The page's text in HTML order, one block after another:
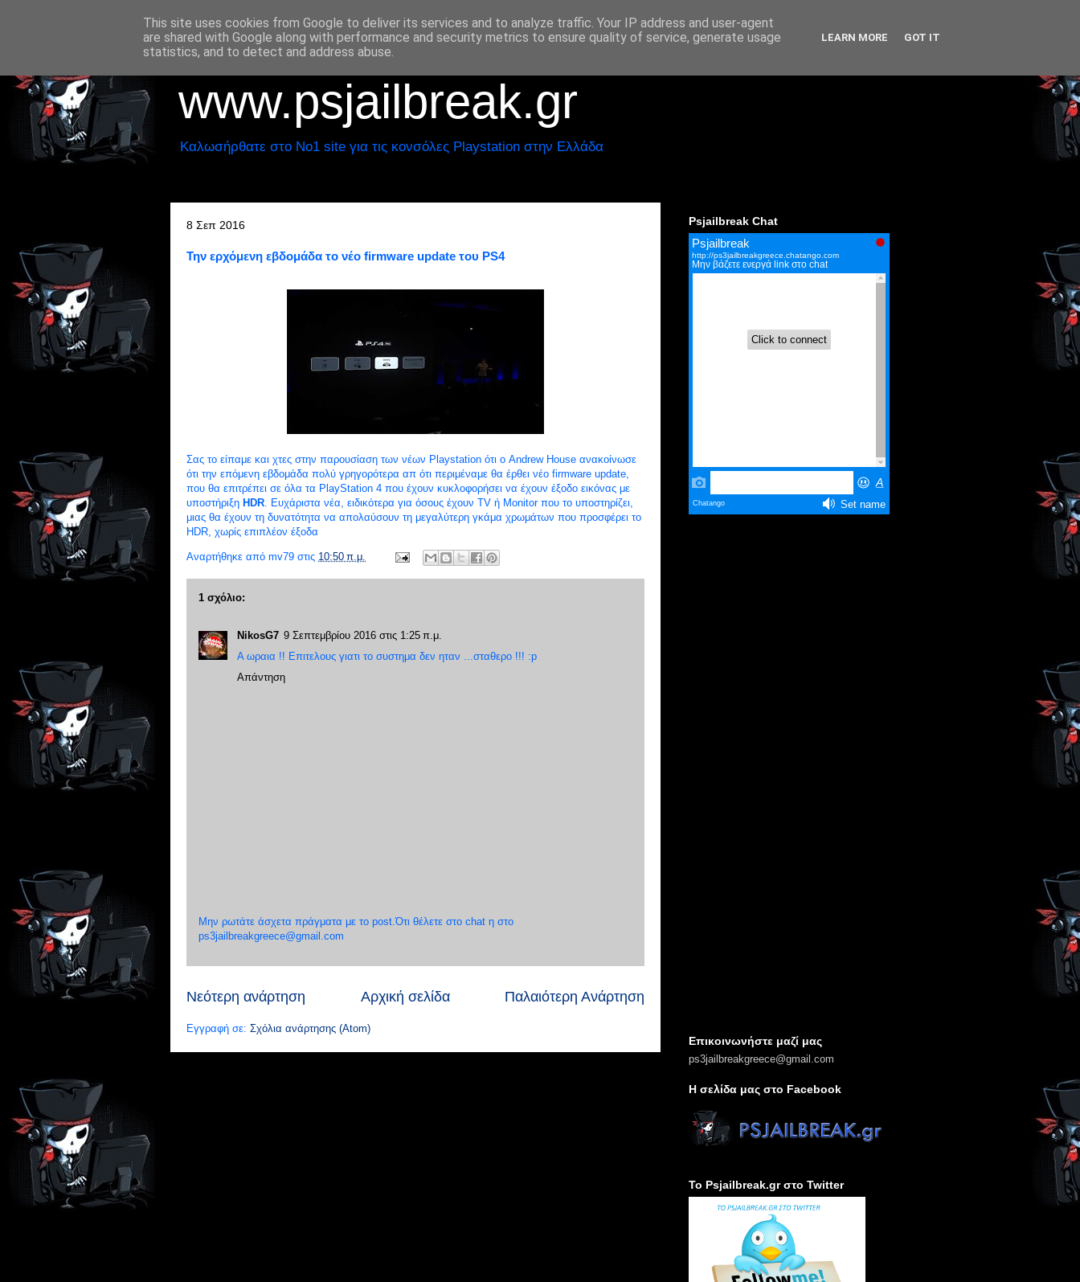
www.psjailbreak.gr
Καλωσήρθατε στο No1 site για τις κονσόλες Playstation στην Ελλάδα
8 Σεπ 2016
Την ερχόμενη εβδομάδα το νέο firmware update του PS4
Σας το είπαμε και χτες στην παρουσίαση των νέων Playstation ότι ο Andrew House ανακοίνωσε
ότι την επόμενη εβδομάδα πολύ γρηγορότερα απ ότι περιμέναμε θα έρθει νέο firmware update,
που θα επιτρέπει σε όλα τα PlayStation 4 που έχουν κυκλοφορήσει να έχουν έξοδο εικόνας με
υποστήριξη HDR. Ευχάριστα νέα, ειδικότερα για όσους έχουν TV ή Monitor που το υποστηρίζει,
μιας θα έχουν τη δυνατότητα να απολαύσουν τη μεγαλύτερη γκάμα χρωμάτων που προσφέρει το
HDR, χωρίς επιπλέον έξοδα
Αναρτήθηκε από mv79 στις 10:50 π.μ.
1 σχόλιο:
NikosG7 9 Σεπτεμβρίου 2016 στις 1:25 π.μ.
Α ωραια !! Επιτελους γιατι το συστημα δεν ηταν ...σταθερο !!! :p
Απάντηση
Μην ρωτάτε άσχετα πράγματα με το post.Ότι θέλετε στο chat η στο
ps3jailbreakgreece@gmail.com
Νεότερη ανάρτηση Παλαιότερη Ανάρτηση
Αρχική σελίδα
Εγγραφή σε: Σχόλια ανάρτησης (Atom)
Psjailbreak Chat
Επικοινωνήστε μαζί μας
ps3jailbreakgreece@gmail.com
H σελίδα μας στο Facebook
Το Psjailbreak.gr στο Twitter
This site uses cookies from Google to deliver its services and to analyze traffic. Your IP address and user-agent
are shared with Google along with performance and security metrics to ensure quality of service, generate usage
statistics, and to detect and address abuse.
LEARN MORE GOT IT